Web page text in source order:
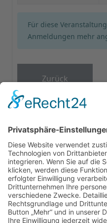
Für diese
Anmeldungen mehr
Zurück
GUTSSCHENKE
SEGWAY
KONTAKT